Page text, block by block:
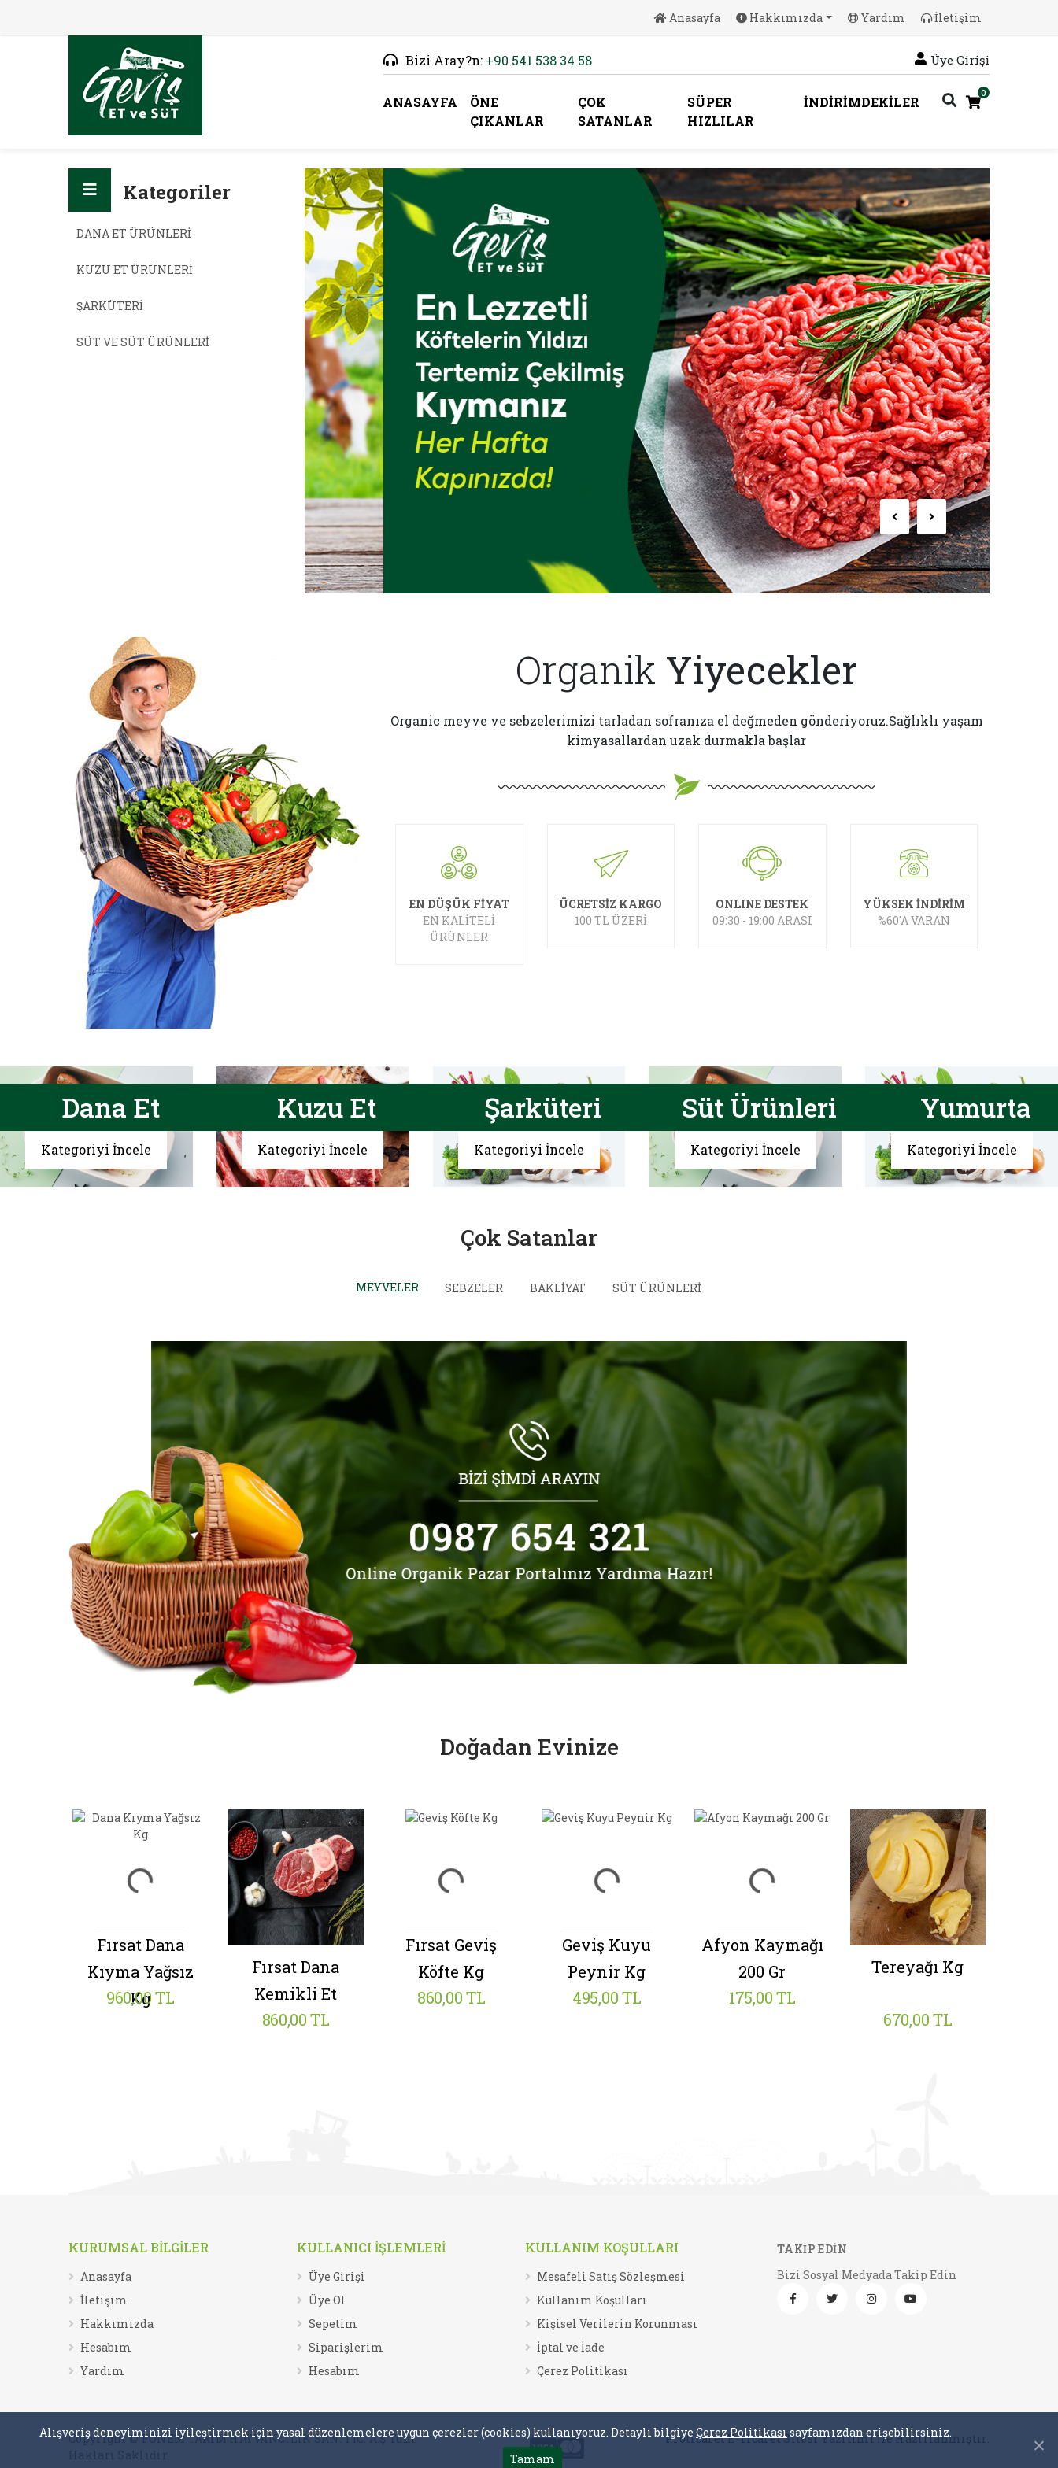
Anasayfa Hakkımızda Yardım İletişim
Bizi Aray?n: +90 541 538 34 58 Üye Girişi
ANASAYFA
ÖNE
ÇIKANLAR
ÇOK
SATANLAR
SÜPER
HIZLILAR
İNDİRİMDEKİLER
0
Kategoriler
DANA ET ÜRÜNLERI
KUZU ET ÜRÜNLERI
ŞARKÜTERI
SÜT VE SÜT ÜRÜNLERI
Organik Yiyecekler
Organic meyve ve sebzelerimizi tarladan sofranıza el değmeden gönderiyoruz.Sağlıklı yaşam
kimyasallardan uzak durmakla başlar
EN DÜŞÜK FİYAT
EN KALİTELİ
ÜRÜNLER
ÜCRETSİZ KARGO
100 TL ÜZERİ
ONLINE DESTEK
09:30 - 19:00 ARASI
YÜKSEK İNDİRİM
%60'A VARAN
Dana Et
Kategoriyi İncele
Kuzu Et
Kategoriyi İncele
Şarküteri
Kategoriyi İncele
Süt Ürünleri
Kategoriyi İncele
Yumurta
Kategoriyi İncele
Çok Satanlar
MEYVELER SEBZELER BAKLİYAT SÜT ÜRÜNLERİ
Doğadan Evinize
FırsatDana
Kıyma Yağsız
Kg
960,00 TL
FırsatDana
Kemikli Et
860,00 TL
Fırsat Geviş
Köfte Kg
860,00 TL
Geviş Kuyu
Peynir Kg
495,00 TL
Afyon Kaymağı
200 Gr
175,00 TL
Tereyağı Kg
670,00 TL
Alışveriş deneyiminizi iyileştirmek için yasal düzenlemelere uygun çerezler (cookies) kullanıyoruz. Detaylı bilgiye Çerez Politikası sayfamızdan erişebilirsiniz.
Tamam
KURUMSAL BİLGİLER
Anasayfa
İletişim
Hakkımızda
Hesabım
Yardım
KULLANICI İŞLEMLERİ
Üye Girişi
Üye Ol
Sepetim
Siparişlerim
Hesabım
KULLANIM KOŞULLARI
Mesafeli Satış Sözleşmesi
Kullanım Koşulları
Kişisel Verilerin Korunması
İptal ve İade
Çerez Politikası
TAKİP EDİN
Bizi Sosyal Medyada Takip Edin
Copyright © FONEM TARIM HAYVANCILIK SAN. TİC. A.Ş Tüm
Proticaret E-Ticaret Sitesi Yazılımı İle Hazırlanmıştır.